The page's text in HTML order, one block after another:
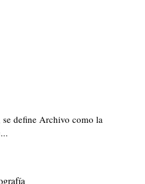
define Archivo como la